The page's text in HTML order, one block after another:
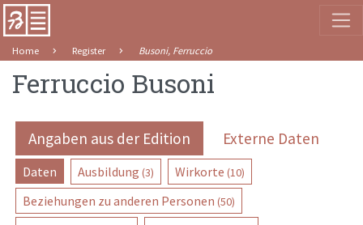
Home Register Busoni, Ferruccio
Ferruccio Busoni
Angaben aus der Edition Externe Daten
Daten Ausbildung (3) Wirkorte (10)
Beziehungen zu anderen Personen (50)